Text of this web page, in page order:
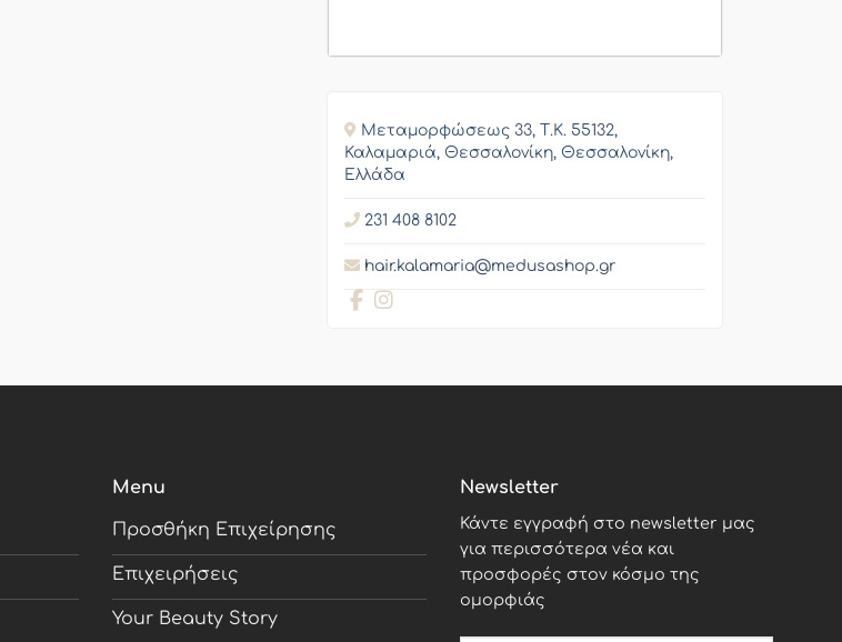
Μεταμορφώσεως 33, Τ.Κ. 55132,
Καλαμαριά, Θεσσαλονίκη, Θεσσαλονίκη,
Ελλάδα
231 408 8102
hair.kalamaria@medusashop.gr
Menu
Προσθήκη Επιχείρησης
Επιχειρήσεις
Your Beauty Story
Newsletter
Κάντε εγγραφή στο newsletter μας
για περισσότερα νέα και
προσφορές στον κόσμο της
ομορφιάς